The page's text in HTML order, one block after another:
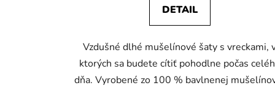
DETAIL
Vzdušné dlhé mušelínové šaty s vreckami,
ktorých sa budete cítiť pohodlne počas
dňa. Vyrobené zo 100 % bavlnenej